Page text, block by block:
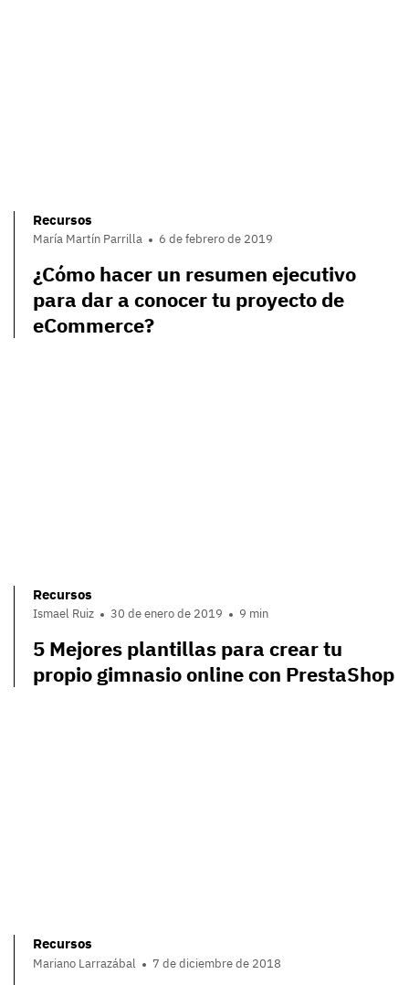
Recursos
María Martín Parrilla 6 de febrero de 2019
¿Cómo hacer un resumen ejecutivo
para dar a conocer tu proyecto de
eCommerce?
Recursos
Ismael Ruiz 30 de enero de 2019 9 min
5 Mejores plantillas para crear tu
propio gimnasio online con PrestaShop
Recursos
Mariano Larrazábal 7 de diciembre de 2018